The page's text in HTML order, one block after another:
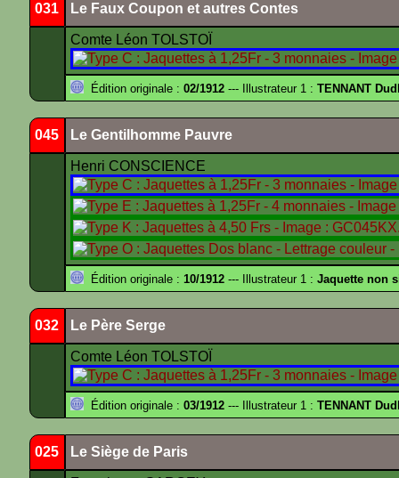
031 Le Faux Coupon et autres Contes
Comte Léon TOLSTOÏ
Édition originale : 02/1912 --- Illustrateur 1 : TENNANT
045 Le Gentilhomme Pauvre
Henri CONSCIENCE
Édition originale : 10/1912 --- Illustrateur 1 : Jaquette non
032 Le Père Serge
Comte Léon TOLSTOÏ
Édition originale : 03/1912 --- Illustrateur 1 : TENNANT
025 Le Siège de Paris